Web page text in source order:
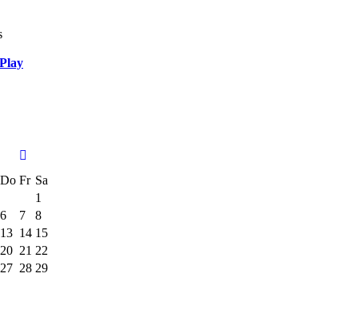
Do Fr Sa
1
6
7
8
13 14 15
20 21 22
27 28 29